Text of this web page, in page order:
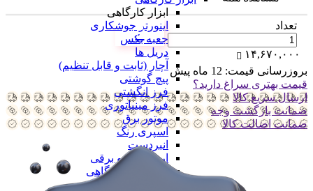
ابزار کارگاهی
اینورتر جوشکاری
جعبه بکس
دریل ها
آچار (ثابت و قابل تنظیم)
پیچ گوشتی
فرز انگشتی
فرز مینیاتوری
موتور برق
اسپری رنگ
انبردست
اره دستی و برقی
همه ابزار کارگاهی
ابزار های بادی یا پنوماتیک
تعداد
۱۴,۶۷۰,۰۰۰
بروزرسانی قیمت: 12 ماه پیش
قیمت بهتری سراغ دارید؟
ارسال سریع کالا
ضمانت بازگشت وجه
ضمانت اضالت کالا